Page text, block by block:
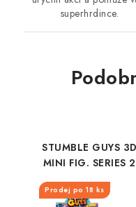
superhrdince.
STUMBLE GUYS 3D
MINI FIG. SERIES 2
FLOW PACK
Prodej po 18 ks